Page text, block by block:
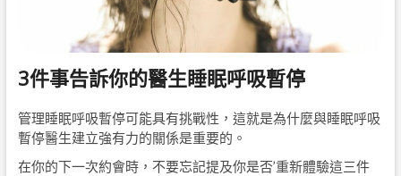
3件事告訴你的醫生睡眠呼吸暫停
管理睡眠呼吸暫停可能具有挑戰性，這就是為什麼與睡眠呼吸
暫停醫生建立強有力的關係是重要的。
在你的下一次約會時，不要忘記提及你是否’重新體驗這三件